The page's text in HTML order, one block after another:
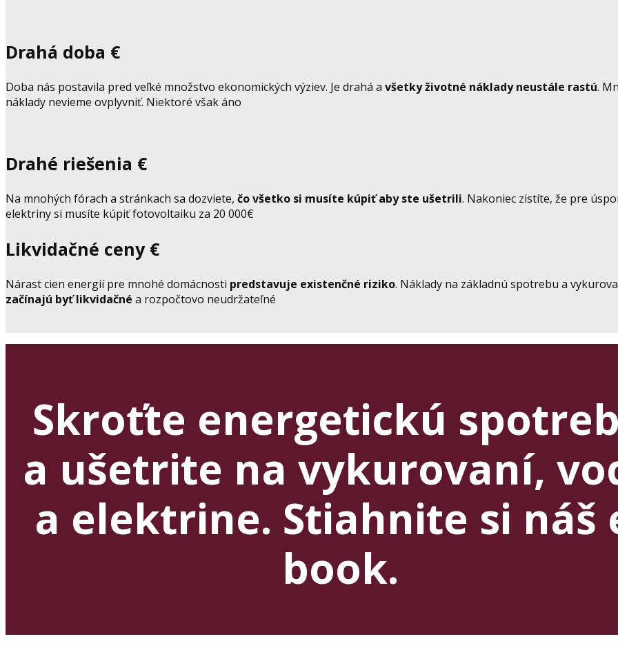
Drahá doba €
Doba nás postavila pred veľké množstvo ekonomických výziev. Je drahá a všetky životné náklady neustále rastú.
náklady nevieme ovplyvniť. Niektoré však áno
Drahé riešenia €
Na mnohých fórach a stránkach sa dozviete, čo všetko si musíte kúpiť aby ste ušetrili. Nakoniec zistíte, že pre
elektriny si musíte kúpiť fotovoltaiku za 20 000€
Likvidačné ceny €
Nárast cien energií pre mnohé domácnosti predstavuje existenčné riziko. Náklady na základnú spotrebu a
začínajú byť likvidačné a rozpočtovo neudržateľné
Skroťte energetickú
a ušetrite na vykurovaní,
a elektrine. Stiahnite si náš
book.